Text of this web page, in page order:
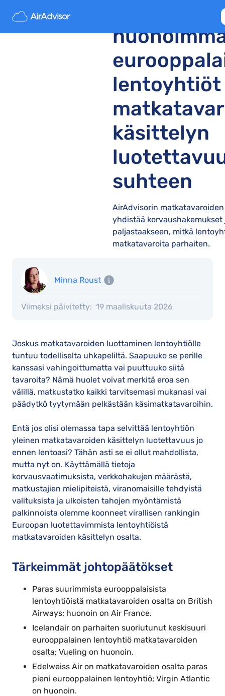
lentoyhtiöt
käsittelyn
suhteen
AirAdvisorin
yhdistää
paljastaakseen, mitkä
matkatavaroita parhaiten.
Minna Roust
Viimeksi päivitetty: 19 maaliskuuta 2026
Joskus matkatavaroiden luottaminen lentoyhtiölle
tuntuu todelliselta uhkapeliltä. Saapuuko se perille
kanssasi vahingoittumatta vai puuttuuko siitä
tavaroita? Nämä huolet voivat merkitä eroa sen
välillä, matkustatko kaikki tarvitsemasi mukanasi vai
päädytkö tyytymään pelkästään käsimatkatavaroihin.
Entä jos olisi olemassa tapa selvittää lentoyhtiön
yleinen matkatavaroiden käsittelyn luotettavuus jo
ennen lentoasi? Tähän asti se ei ollut mahdollista,
mutta nyt on. Käyttämällä tietoja
korvausvaatimuksista, verkkohakujen määrästä,
matkustajien mielipiteistä, viranomaisille tehdyistä
valituksista ja ulkoisten tahojen myöntämistä
palkinnoista olemme koonneet virallisen rankingin
Euroopan luotettavimmista lentoyhtiöistä
matkatavaroiden käsittelyn osalta.
Tärkeimmät johtopäätökset
Paras suurimmista eurooppalaisista
lentoyhtiöistä matkatavaroiden osalta on British
Airways; huonoin on Air France.
Icelandair on parhaiten suoriutunut keskisuuri
eurooppalainen lentoyhtiö matkatavaroiden
osalta; Vueling on huonoin.
Edelweiss Air on matkatavaroiden osalta paras
pieni eurooppalainen lentoyhtiö; Virgin Atlantic
on huonoin.